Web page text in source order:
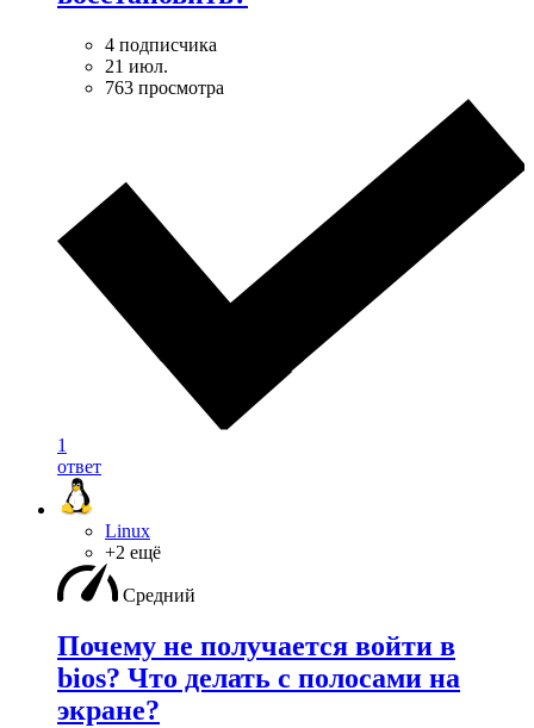
4 подписчика
21 июл.
763 просмотра
1
ответ
Linux
+2 ещё
Средний
Почему не получается войти в
bios? Что делать с полосами на
экране?